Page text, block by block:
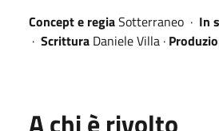
Concept e regiaSotterraneo · In
· Scrittura Daniele Villa ·